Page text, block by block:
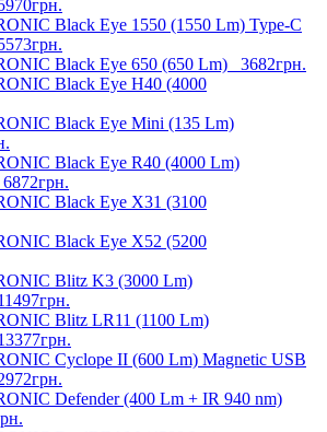
Black Eye 1550 (1550 Lm) Type-C
Black Eye 650 (650 Lm) 3682грн.
Black Eye H40 (4000
Black Eye Mini (135 Lm)
Black Eye R40 (4000 Lm)
6872грн.
Black Eye X31 (3100
Black Eye X52 (5200
Blitz K3 (3000 Lm)
Blitz LR11 (1100 Lm)
Cyclope II (600 Lm) Magnetic USB
Defender (400 Lm + IR 940 nm)